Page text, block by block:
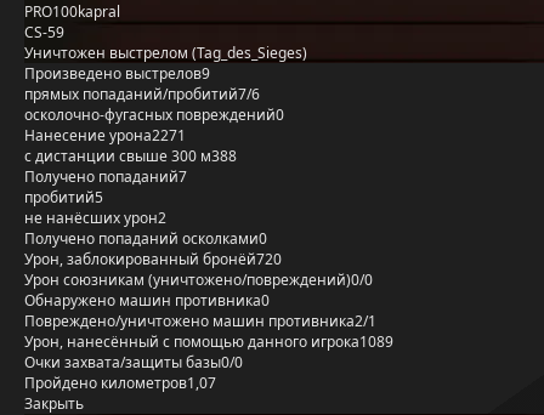
PRO100kapral
CS-59
Уничтожен выстрелом (Tag_des_Sieges)
Произведено выстрелов9
прямых попаданий/пробитий7/6
осколочно-фугасных повреждений0
Нанесение урона2271
с дистанции свыше 300 м388
Получено попаданий7
пробитий5
не нанёсших урон2
Получено попаданий осколками0
Урон, заблокированный бронёй720
Урон союзникам (уничтожено/повреждений)0/0
Обнаружено машин противника0
Повреждено/уничтожено машин противника2/1
Урон, нанесённый с помощью данного игрока1089
Очки захвата/защиты базы0/0
Пройдено километров1,07
Закрыть